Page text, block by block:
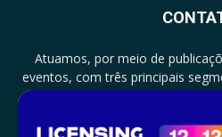
Atuamos, por meio de
eventos, com três principais
licenciamento e zero a três
documentar, proporcionar